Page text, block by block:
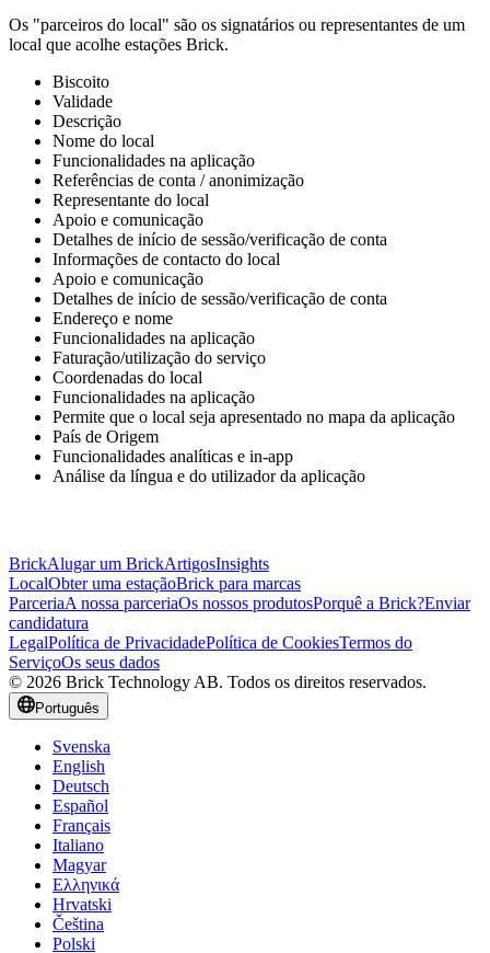
Os "parceiros do local" são os signatários ou representantes de um
local que acolhe estações Brick.
Biscoito
Validade
Descrição
Nome do local
Funcionalidades na aplicação
Referências de conta / anonimização
Representante do local
Apoio e comunicação
Detalhes de início de sessão/verificação de conta
Informações de contacto do local
Apoio e comunicação
Detalhes de início de sessão/verificação de conta
Endereço e nome
Funcionalidades na aplicação
Faturação/utilização do serviço
Coordenadas do local
Funcionalidades na aplicação
Permite que o local seja apresentado no mapa da aplicação
País de Origem
Funcionalidades analíticas e in-app
Análise da língua e do utilizador da aplicação
BrickAlugar um BrickArtigosInsights
LocalObter uma estaçãoBrick para marcas
ParceriaA nossa parceriaOs nossos produtosPorquê a Brick?Enviar
candidatura
LegalPolítica de PrivacidadePolítica de CookiesTermos do
ServiçoOs seus dados
© 2026 Brick Technology AB. Todos os direitos reservados.
Português
Svenska
English
Deutsch
Español
Français
Italiano
Magyar
Ελληνικά
Hrvatski
Čeština
Polski